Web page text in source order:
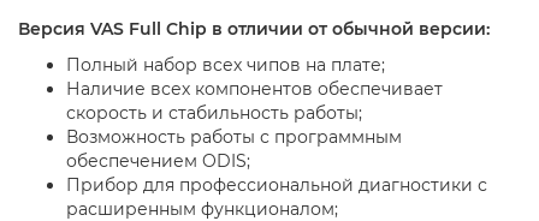
Версия VAS Full Chip в отличии от обычной версии:
Полный набор всех чипов на плате;
Наличие всех компонентов обеспечивает
скорость и стабильность работы;
Возможность работы с программным
обеспечением ODIS;
Прибор для профессиональной диагностики с
расширенным функционалом;